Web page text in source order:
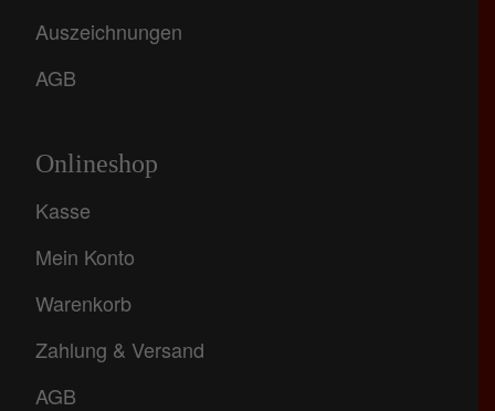
Auszeichnungen
AGB
Onlineshop
Kasse
Mein Konto
Warenkorb
Zahlung & Versand
AGB